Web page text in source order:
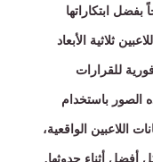
ابتكاراتها
ثلاثية الأبعاد
للقرارات
باستخدام
اللاعبين الواقعية،
أفضل أثناء حدوثها.